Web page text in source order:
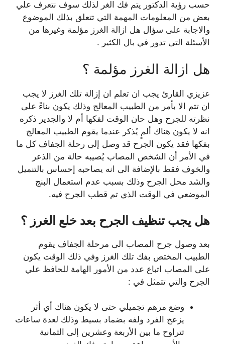
حسب رؤية الدكتور يتم فك الغر لذلك سوف نتعرف علي
بعض من المعلومات المهمة التي تتعلق بذلك الموضوع
والاجابة على سؤال هل ازالة الغرز مؤلمة وغيرها من
الأسئلة التى تدور في بال الكثير .
هل ازالة الغرز مؤلمة ؟
عزيزي القارئ يجب ان تعلم ان إزالة تلك الغرز لا يجب
ان تتم الا بأمر من الطبيب المعالج وذلك يكون بناءً على
نظرته للجرح وهل حان الوقت لفكها أم لا والجدير ذكره
انه لا يكون هناك ألمٍ يُذكر عندما يقوم الطبيب المعالج
بفكها فقد يكون الجرح قد وصل إلى رحلة الجفاف كل ما
في الأمر أن الشخص المصاب يُصيبه حالة من الذعر
والخوف فقط بالإضافة الى انه يصاحبه إحساس بالتنميل
والشد محل الجرح وذلك بسبب عدم استعمال البنج
الموضعي في الوقت الذي تم قطب الجرح فيه.
هل يجب تنظيف الجرح بعد خلع الغرز ؟
بعد وصول جرح المصاب الى مرحلة الجفاف يقوم
الطبيب المختص بفك تلك الغرز وفي ذلك الوقت يكون
على المصاب اتباع عدد من الأمور الهامة للحافظ علي
الجرح والتي تتمثل في :
وضع مرهم تجميلي حتى لا يكون هناك أي أثر
يزعج الفرد ولفه بضماد بسيط وذلك لعدة ساعات
تتراوح ما بين الأربعة وعشرين إلى الثمانية